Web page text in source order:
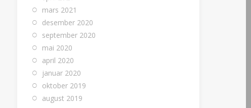
mars 2021
desember 2020
september 2020
mai 2020
april 2020
januar 2020
oktober 2019
august 2019